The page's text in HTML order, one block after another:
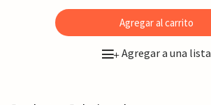
Agregar al carrito
+Agregar a una lista